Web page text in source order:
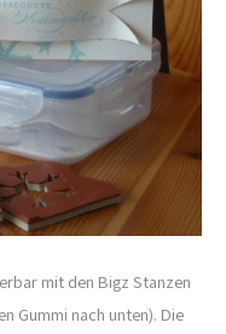
mit den Bigz Stanzen
Gummi nach unten). Die